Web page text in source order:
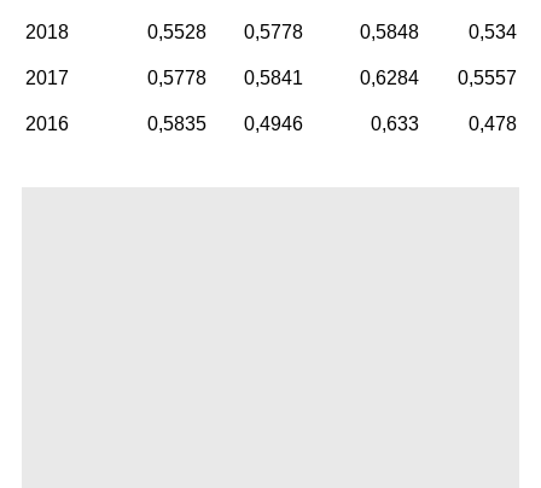
2018 0,5528 0,5778 0,5848 0,534
2017 0,5778 0,5841 0,6284 0,5557
2016 0,5835 0,4946 0,633 0,478